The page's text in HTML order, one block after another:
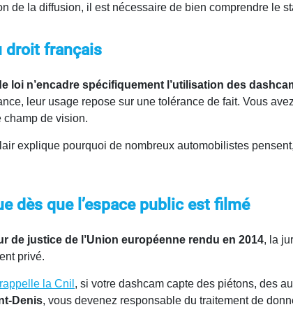
de la diffusion, il est nécessaire de bien comprendre le
droit français
loi n’encadre spécifiquement l’utilisation des
leur usage repose sur une tolérance de fait. Vous
champ de vision.
explique pourquoi de nombreux automobilistes
dès que l’espace public est filmé
de justice de l’Union européenne rendu en 2014, la
privé.
la Cnil , si votre dashcam capte des piétons, des
Denis, vous devenez responsable du traitement de